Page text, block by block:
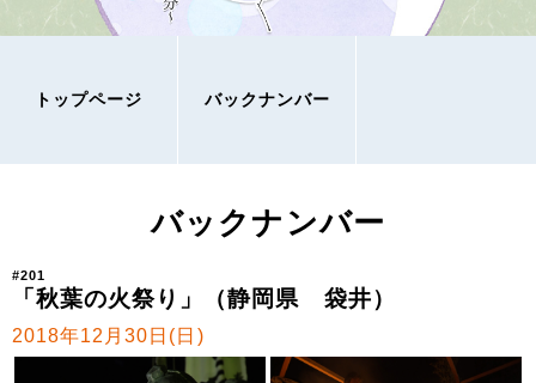
トップページ バックナンバー
バックナンバー
#201
「秋葉の火祭り」（静岡県 袋井）
2018年12月30日(日)